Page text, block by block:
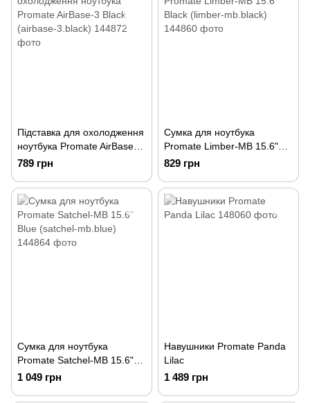
Підставка для охолодження
ноутбука Promate AirBase-3
Black (airbase-3.black)
789 грн
Сумка для ноутбука
Promate Limber-MB 15.6"
Black (limber-mb.black)
829 грн
Сумка для ноутбука
Promate Satchel-MB 15.6"
Blue (satchel-mb.blue)
1 049 грн
Навушники Promate Panda
Lilac
1 489 грн